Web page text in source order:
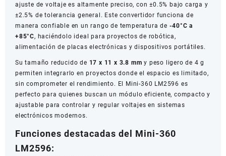
ajuste de voltaje es altamente preciso, con ±0.5% bajo carga y
±2.5% de tolerancia general. Este convertidor funciona de
manera confiable en un rango de temperatura de -40°C a
+85°C, haciéndolo ideal para proyectos de robótica,
alimentación de placas electrónicas y dispositivos portátiles.
Su tamaño reducido de 17 x 11 x 3.8 mm y peso ligero de 4 g
permiten integrarlo en proyectos donde el espacio es limitado,
sin comprometer el rendimiento. El Mini-360 LM2596 es
perfecto para quienes buscan un módulo eficiente, compacto y
ajustable para controlar y regular voltajes en sistemas
electrónicos modernos.
Funciones destacadas del Mini-360
LM2596: